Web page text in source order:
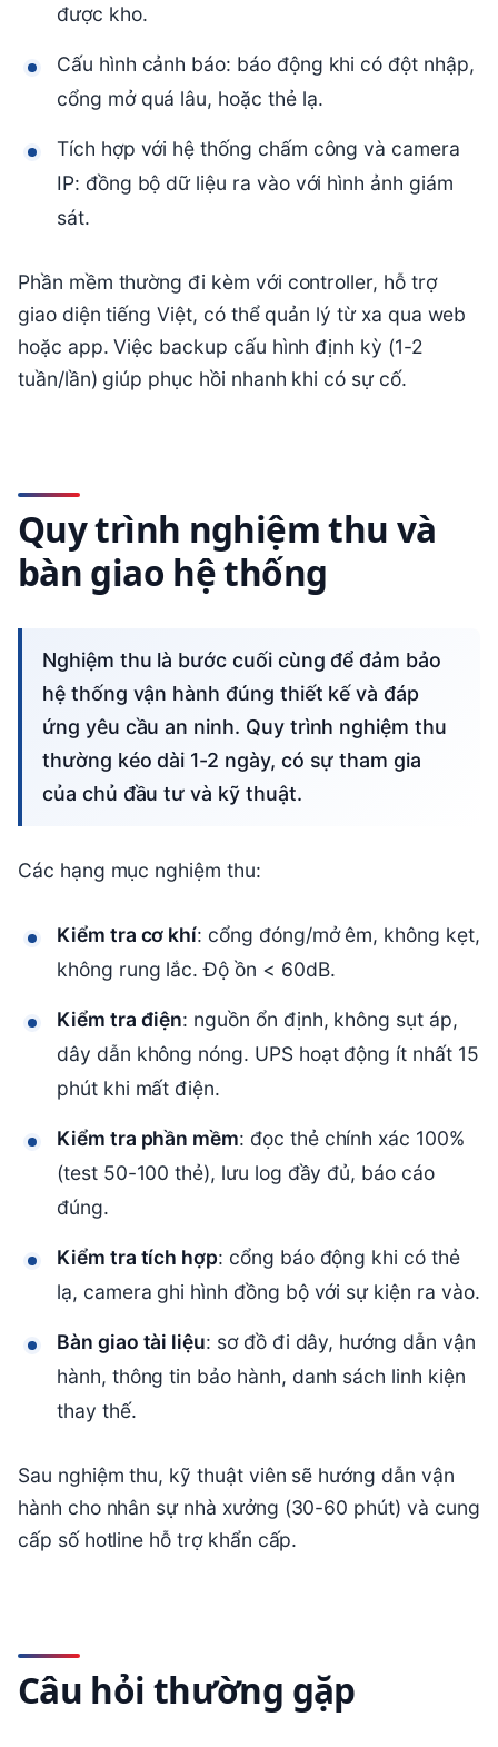
được kho.
Cấu hình cảnh báo: báo động khi có đột nhập,
cổng mở quá lâu, hoặc thẻ lạ.
Tích hợp với hệ thống chấm công và camera
IP: đồng bộ dữ liệu ra vào với hình ảnh giám
sát.
Phần mềm thường đi kèm với controller, hỗ trợ
giao diện tiếng Việt, có thể quản lý từ xa qua web
hoặc app. Việc backup cấu hình định kỳ (1-2
tuần/lần) giúp phục hồi nhanh khi có sự cố.
Quy trình nghiệm thu và
bàn giao hệ thống
Nghiệm thu là bước cuối cùng để đảm bảo
hệ thống vận hành đúng thiết kế và đáp
ứng yêu cầu an ninh. Quy trình nghiệm thu
thường kéo dài 1-2 ngày, có sự tham gia
của chủ đầu tư và kỹ thuật.
Các hạng mục nghiệm thu:
Kiểm tra cơ khí: cổng đóng/mở êm, không kẹt,
không rung lắc. Độ ồn < 60dB.
Kiểm tra điện: nguồn ổn định, không sụt áp,
dây dẫn không nóng. UPS hoạt động ít nhất 15
phút khi mất điện.
Kiểm tra phần mềm: đọc thẻ chính xác 100%
(test 50-100 thẻ), lưu log đầy đủ, báo cáo
đúng.
Kiểm tra tích hợp: cổng báo động khi có thẻ
lạ, camera ghi hình đồng bộ với sự kiện ra vào.
Bàn giao tài liệu: sơ đồ đi dây, hướng dẫn vận
hành, thông tin bảo hành, danh sách linh kiện
thay thế.
Sau nghiệm thu, kỹ thuật viên sẽ hướng dẫn vận
hành cho nhân sự nhà xưởng (30-60 phút) và cung
cấp số hotline hỗ trợ khẩn cấp.
Câu hỏi thường gặp